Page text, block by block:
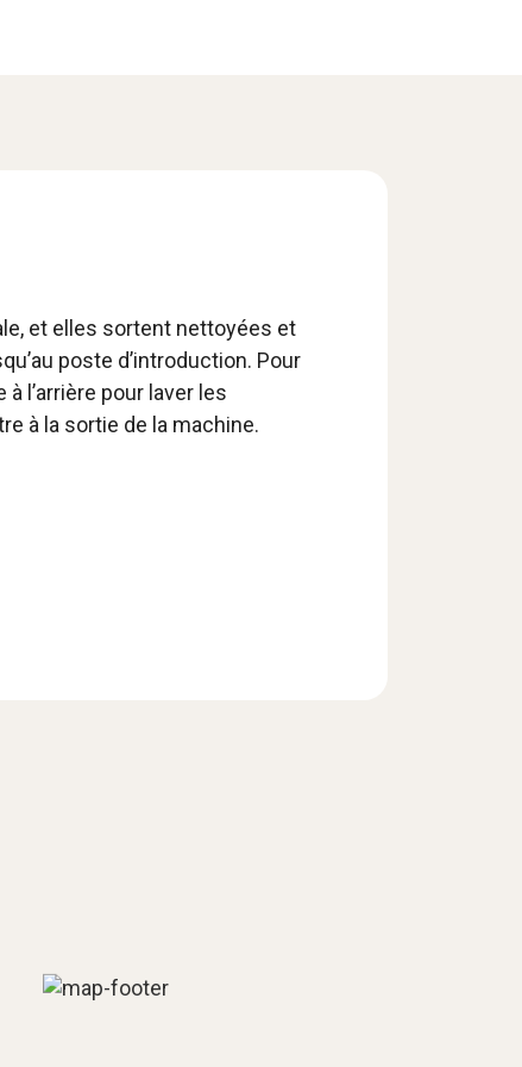
et elles sortent nettoyées et
poste d’introduction. Pour
l’arrière pour laver les
à la sortie de la machine.